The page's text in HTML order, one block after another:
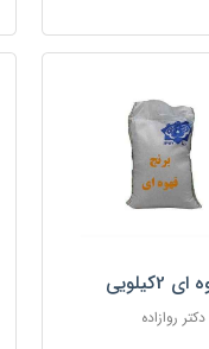
روازاده